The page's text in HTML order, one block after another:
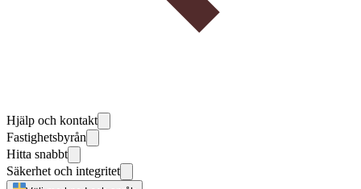
Hjälp och kontakt
Fastighetsbyrån
Hitta snabbt
Säkerhet och integritet